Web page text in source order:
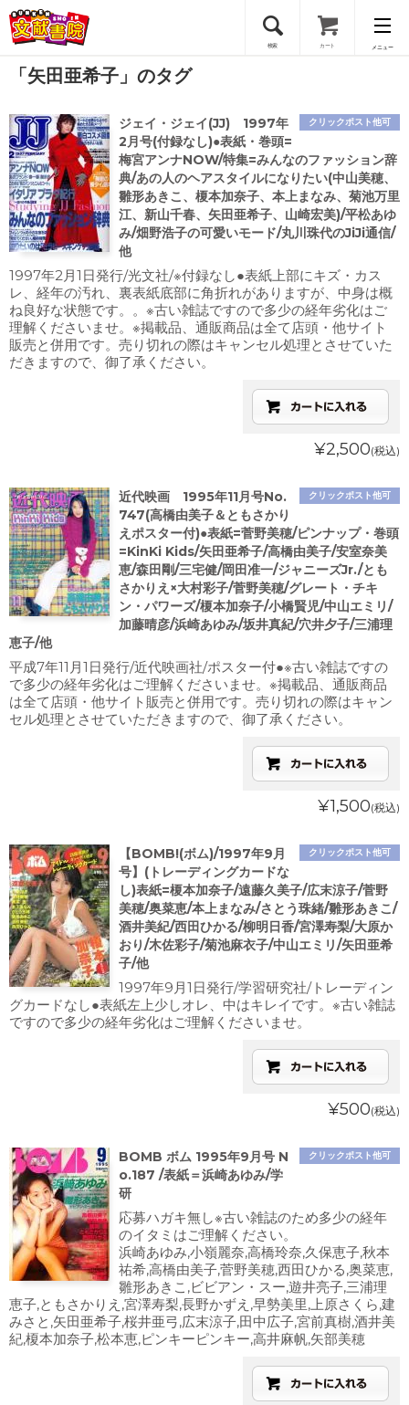
検索 カート メニュー
会員登録
ログイン
「矢田亜希子」のタグ
クリックポスト他可
ジェイ・ジェイ(JJ) 1997年
2月号(付録なし)●表紙・巻頭=
梅宮アンナNOW/特集=みんなのファッション辞
典/あの人のヘアスタイルになりたい(中山美穂、
雛形あきこ、榎本加奈子、本上まなみ、菊池万里
江、新山千春、矢田亜希子、山崎宏美)/平松あゆ
み/畑野浩子の可愛いモード/丸川珠代のJiJi通信/
他
1997年2月1日発行/光文社/※付録なし●表紙上部にキズ・カス
レ、経年の汚れ、裏表紙底部に角折れがありますが、中身は概
ね良好な状態です。。※古い雑誌ですので多少の経年劣化はご
理解くださいませ。※掲載品、通販商品は全て店頭・他サイト
販売と併用です。売り切れの際はキャンセル処理とさせていた
だきますので、御了承ください。
¥2,500(税込)
クリックポスト他可
近代映画 1995年11月号No.
747(高橋由美子＆ともさかり
えポスター付)●表紙=菅野美穂/ピンナップ・巻頭
=KinKi Kids/矢田亜希子/高橋由美子/安室奈美
恵/森田剛/三宅健/岡田准一/ジャニーズJr./とも
さかりえ×大村彩子/菅野美穂/グレート・チキ
ン・パワーズ/榎本加奈子/小橋賢児/中山エミリ/
加藤晴彦/浜崎あゆみ/坂井真紀/穴井夕子/三浦理
恵子/他
平成7年11月1日発行/近代映画社/ポスター付●※古い雑誌ですの
で多少の経年劣化はご理解くださいませ。※掲載品、通販商品
は全て店頭・他サイト販売と併用です。売り切れの際はキャン
セル処理とさせていただきますので、御了承ください。
¥1,500(税込)
クリックポスト他可
【BOMB!(ボム)/1997年9月
号】(トレーディングカードな
し)表紙=榎本加奈子/遠藤久美子/広末涼子/菅野
美穂/奥菜恵/本上まなみ/さとう珠緒/雛形あきこ/
酒井美紀/西田ひかる/柳明日香/宮澤寿梨/大原か
おり/木佐彩子/菊池麻衣子/中山エミリ/矢田亜希
子/他
1997年9月1日発行/学習研究社/トレーディン
グカードなし●表紙左上少しオレ、中はキレイです。※古い雑誌
ですので多少の経年劣化はご理解くださいませ。
¥500(税込)
クリックポスト他可
BOMB ボム 1995年9月号 N
o.187 /表紙＝浜崎あゆみ/学
研
応募ハガキ無し※古い雑誌のため多少の経年
のイタミはご理解ください。
浜崎あゆみ,小嶺麗奈,高橋玲奈,久保恵子,秋本
祐希,高橋由美子,菅野美穂,西田ひかる,奥菜恵,
雛形あきこ,ビビアン・スー,遊井亮子,三浦理
恵子,ともさかりえ,宮澤寿梨,長野かずえ,早勢美里,上原さくら,建
みさと,矢田亜希子,桜井亜弓,広末涼子,田中広子,宮前真樹,酒井美
紀,榎本加奈子,松本恵,ピンキーピンキー,高井麻帆,矢部美穂